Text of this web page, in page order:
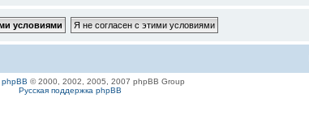
phpBB © 2000, 2002, 2005, 2007 phpBB Group
Русская поддержка phpBB